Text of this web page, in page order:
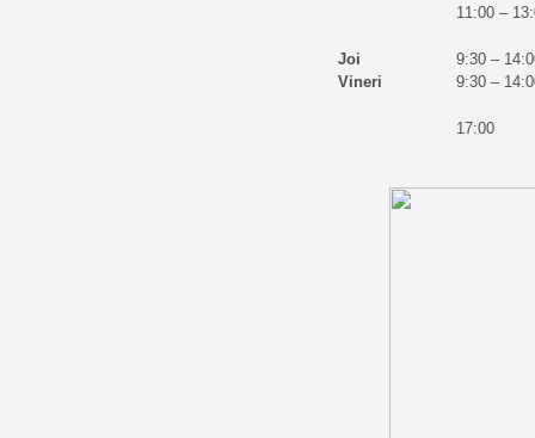
11:00 –
Joi
9:30 –
Vineri
9:30 –
17:00